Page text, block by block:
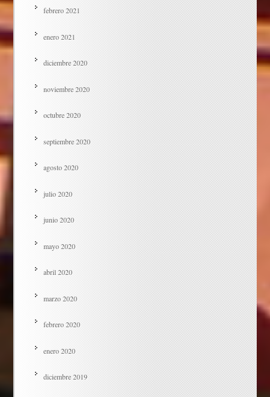
febrero 2021
enero 2021
diciembre 2020
noviembre 2020
octubre 2020
septiembre 2020
agosto 2020
julio 2020
junio 2020
mayo 2020
abril 2020
marzo 2020
febrero 2020
enero 2020
diciembre 2019